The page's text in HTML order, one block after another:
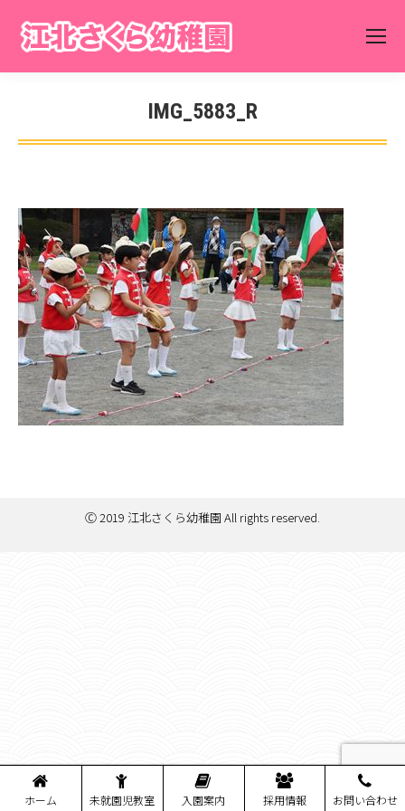
IMG_5883_R
You are here:
Ⓒ 2019 江北さくら幼稚園 All rights reserved.
ホーム 未就園児教室 入園案内 採用情報 お問い合わせ